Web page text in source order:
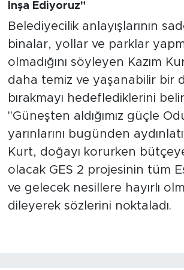
İnşa Ediyoruz"
Belediyecilik anlayışlarının
binalar, yollar ve parklar
olmadığını söyleyen Kazım
daha temiz ve yaşanabilir bir
bırakmayı hedeflediklerini
"Güneşten aldığımız güçle
yarınlarını bugünden
Kurt, doğayı korurken
olacak GES 2 projesinin tüm
ve gelecek nesillere hayırlı
dileyerek sözlerini noktaladı.